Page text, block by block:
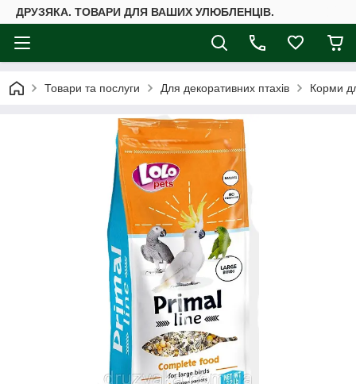
ДРУЗЯКА. ТОВАРИ ДЛЯ ВАШИХ УЛЮБЛЕНЦІВ.
Товари та послуги Для декоративних птахів Корми